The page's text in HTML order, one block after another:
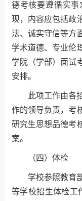
德考核要遵循实
现，内容应包括政
法、诚实守信等方
学术道德、专业伦
学院（学部）面试
安排。
此项工作由各
作的领导负责，考
研究生思想品德考
案。
（四）体检
学校参照教育
等学校招生体检工